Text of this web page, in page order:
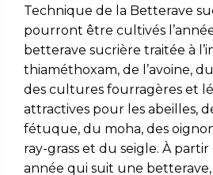
Technique de la Betterave
pourront être cultivés
betterave sucrière traitée à
thiaméthoxam, de l’avoine,
des cultures fourragères et
attractives pour les abeilles,
fétuque, du moha, des
ray-grass et du seigle. À
année qui suit une